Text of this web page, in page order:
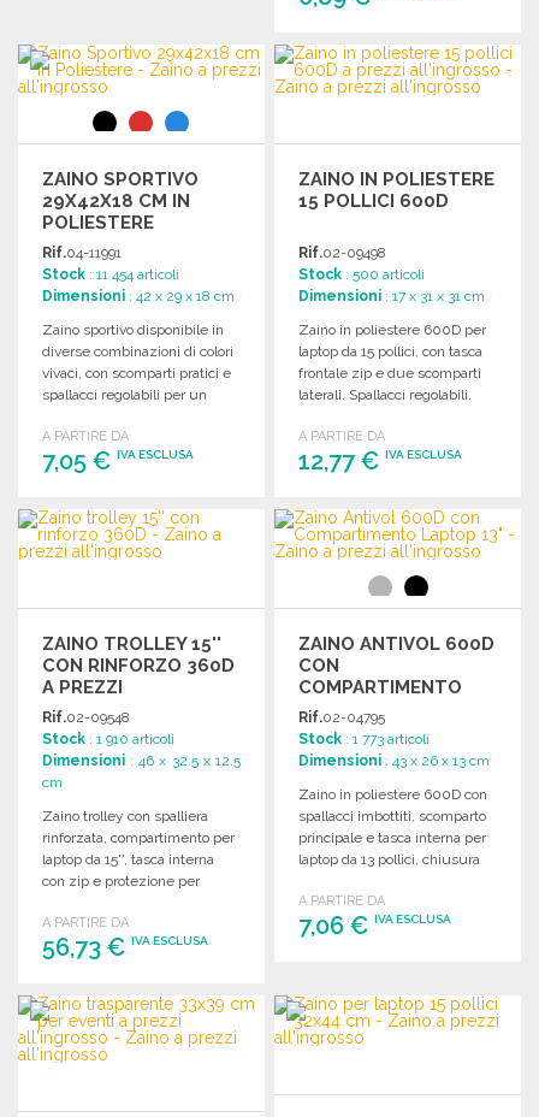
ORDINARE
Richiedi un preventivo
ZAINO SPORTIVO
29X42X18 CM IN
POLIESTERE
Rif.04-11991
Stock : 11 454 articoli
Dimensioni : 42 x 29 x 18 cm
Zaino sportivo disponibile in
diverse combinazioni di colori
vivaci, con scomparti pratici e
spallacci regolabili per un
A PARTIRE DA
7,05 € IVA ESCLUSA
ORDINARE
Richiedi un preventivo
ZAINO IN POLIESTERE
15 POLLICI 600D
Rif.02-09498
Stock : 500 articoli
Dimensioni : 17 x 31 x 31 cm
Zaino in poliestere 600D per
laptop da 15 pollici, con tasca
frontale zip e due scomparti
laterali. Spallacci regolabili.
A PARTIRE DA
12,77 €IVA ESCLUSA
ORDINARE
Richiedi un preventivo
ZAINO TROLLEY 15''
CON RINFORZO 360D
A PREZZI
ALL'INGROSSO
Rif.02-09548
Stock : 1 910 articoli
Dimensioni : 46 x 32.5 x 12.5
cm
Zaino trolley con spalliera
rinforzata, compartimento per
laptop da 15'', tasca interna
con zip e protezione per
A PARTIRE DA
56,73 € IVA ESCLUSA
ORDINARE
Richiedi un preventivo
ZAINO ANTIVOL 600D
CON
COMPARTIMENTO
LAPTOP 13" A PREZZI
ALL'INGROSSO
Rif.02-04795
Stock : 1 773 articoli
Dimensioni : 43 x 26 x 13 cm
Zaino in poliestere 600D con
spallacci imbottiti, scomparto
principale e tasca interna per
laptop da 13 pollici, chiusura
A PARTIRE DA
7,06 €IVA ESCLUSA
Richiedi un preventivo